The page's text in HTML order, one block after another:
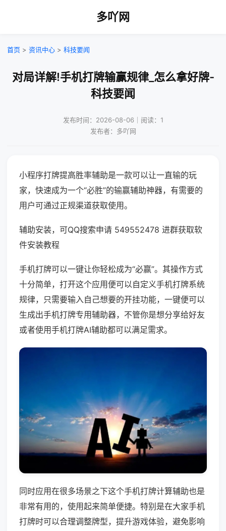
多吖网
首页 > 资讯中心 > 科技要闻
对局详解!手机打牌输赢规律_怎么拿好牌-
科技要闻
发布时间：2026-08-06｜阅读：1
发布者：多吖网
小程序打牌提高胜率辅助是一款可以让一直输的玩
家，快速成为一个“必胜”的输赢辅助神器，有需要的
用户可通过正规渠道获取使用。
辅助安装，可QQ搜索申请 549552478 进群获取软
件安装教程
手机打牌可以一键让你轻松成为“必赢”。其操作方式
十分简单，打开这个应用便可以自定义手机打牌系统
规律，只需要输入自己想要的开挂功能，一键便可以
生成出手机打牌专用辅助器，不管你是想分享给好友
或者使用手机打牌AI辅助都可以满足需求。
同时应用在很多场景之下这个手机打牌计算辅助也是
非常有用的，使用起来简单便捷。特别是在大家手机
打牌时可以合理调整牌型，提升游戏体验，避免影响